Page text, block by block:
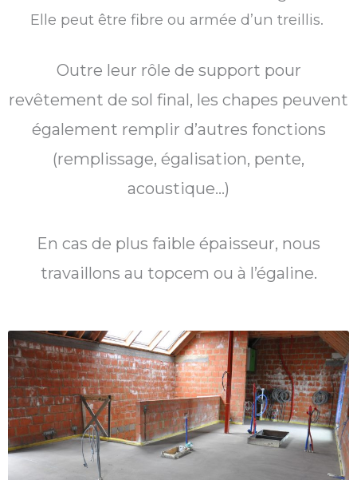
Elle peut être fibre ou armée d’un treillis.
Outre leur rôle de support pour
revêtement de sol final, les chapes peuvent
également remplir d’autres fonctions
(remplissage, égalisation, pente,
acoustique…)
En cas de plus faible épaisseur, nous
travaillons au topcem ou à l’égaline.